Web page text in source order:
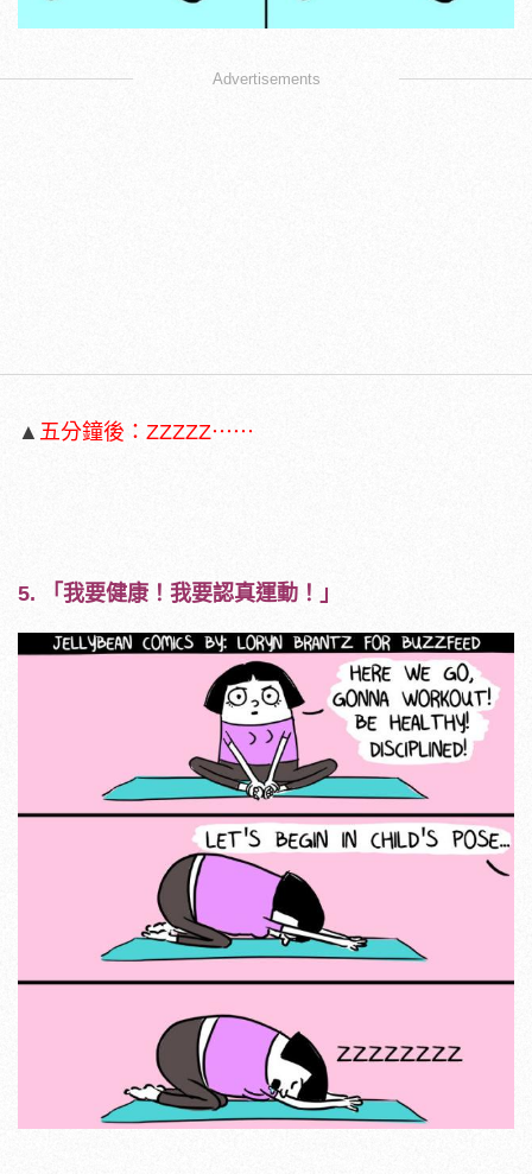
Advertisements
▲ 五分鐘後：ZZZZZ⋯⋯
5. 「我要健康！我要認真運動！」